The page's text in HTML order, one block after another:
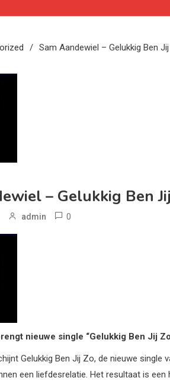
Sam Aandewiel – Gelukkig Ben
– Gelukkig Ben
admin 0
nieuwe single “Gelukkig Ben Jij
Gelukkig Ben Jij Zo, de nieuwe
een liefdesrelatie. Het resultaat is